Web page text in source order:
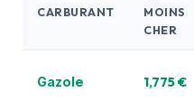
CARBURANT
MOINS
CHER
Gazole 1,775 €